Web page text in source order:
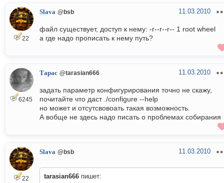
22
Slava @bsb 11.03.2010
файл существует, доступ к нему: -r--r--r-- 1 root wheel
а где надо прописать к нему путь?
6245
Тарас @tarasian666 11.03.2010
задать параметр конфигурирования точно не скажу,
почитайте что даст ./configure --help
но может и отсутсвовоать такая возможность.
А вобще не здесь надо писать о проблемах собирания
22
Slava @bsb 11.03.2010
tarasian666 пишет: